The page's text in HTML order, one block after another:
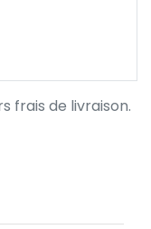
frais de livraison.